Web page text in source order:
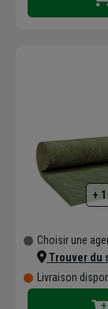
+
Choisir une
Trouver du
Livraison